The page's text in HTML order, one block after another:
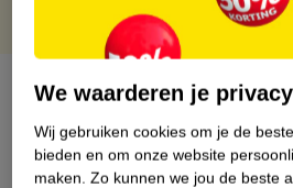
Over dit product
Productinformatie
We waarderen je privacy
Wij gebruiken cookies om je de
bieden en om onze website
maken. Zo kunnen we jou de beste